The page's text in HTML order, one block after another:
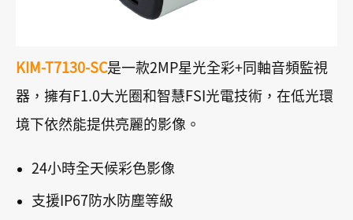
KIM-T7130-SC是一款2MP星光全彩+同軸音頻監視
器，擁有F1.0大光圈和智慧FSI光電技術，在低光環
境下依然能提供亮麗的影像。
24小時全天候彩色影像
支援IP67防水防塵等級